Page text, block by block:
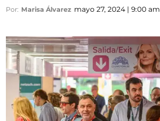
Por: Marisa Álvarez mayo 27, 2024 | 9:00 am